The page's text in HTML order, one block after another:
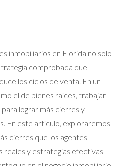
inmobiliarios en Florida no solo
comprobada que
los ciclos de venta. En un
el de bienes raíces, trabajar
lograr más cierres y
En este artículo, exploraremos
cierres que los agentes
reales y estrategias efectivas